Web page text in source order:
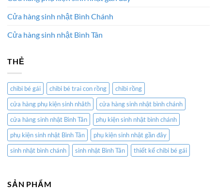
Cửa hàng sinh nhật Bình Chánh
Cửa hàng sinh nhật Bình Tân
THẺ
chibi bé gái chibi bé trai con rồng
chibi rồng
cửa hàng phụ kiện sinh nhâth
cửa hàng sinh nhật bình chánh
cửa hàng sinh nhật Bình Tân
phụ kiện sinh nhật bình chánh
phụ kiện sinh nhật Bình Tân
phụ kiện sinh nhật gần đây
sinh nhật bình chánh
sinh nhật Bình Tân thiết kế chibi bé gái
SẢN PHẨM